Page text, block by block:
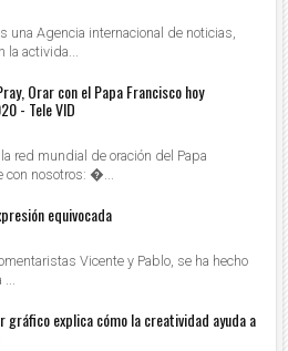
una Agencia internacional de noticias,
la activida...
Orar con el Papa Francisco hoy
- Tele VID
red mundial de oración del Papa
con nosotros: ...
equivocada
Vicente y Pablo, se ha hecho
...
gráfico explica cómo la creatividad ayuda a